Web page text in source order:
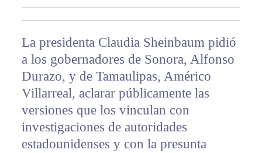
La presidenta Claudia Sheinbaum pidió
a los gobernadores de Sonora, Alfonso
Durazo, y de Tamaulipas, Américo
Villarreal, aclarar públicamente las
versiones que los vinculan con
investigaciones de autoridades
estadounidenses y con la presunta